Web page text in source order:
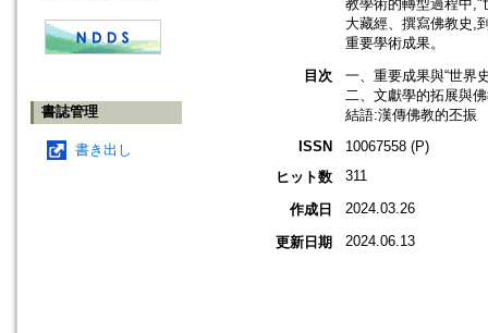
書誌管理
書き出し
教學術的轉型過程中,"
大藏經、撰寫佛教史,
重要學術成果。
目次
一、重要成果與“世界
二、文獻學的拓展與
結語:漢傳佛教的丕振
ISSN
10067558 (P)
ヒット数
311
作成日 2024.03.26
更新日期 2024.06.13